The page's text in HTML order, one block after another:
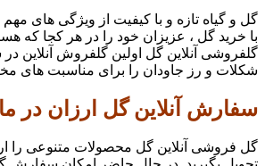
گل و گیاه تازه و با کیفیت از ویژگی های
با خرید گل ، عزیزان خود را در هر کجا که
گلفروشی آنلاین گل اولین گلفروش آنلاین
شکلات و رز جاودان را برای مناسبت های
سفارش آنلاین گل ارزان در
گل فروشی آنلاین گل محصولات متنوعی را